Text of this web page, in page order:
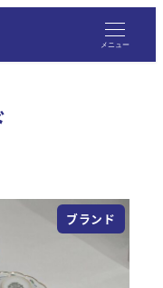
メニュー
ブランド